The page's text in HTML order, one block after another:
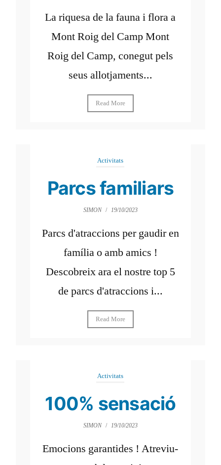
La riquesa de la fauna i flora a
Mont Roig del Camp Mont
Roig del Camp, conegut pels
seus allotjaments...
Read More
Activitats
Parcs familiars
SIMON / 19/10/2023
Parcs d'atraccions per gaudir en
família o amb amics !
Descobreix ara el nostre top 5
de parcs d'atraccions i...
Read More
Activitats
100% sensació
SIMON / 19/10/2023
Emocions garantides ! Atreviu-